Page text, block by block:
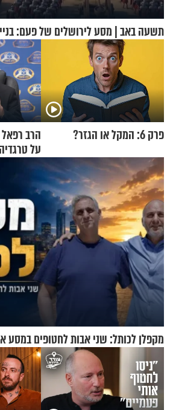
תשעה באב | מסע לירושלים של פעם:
פרק 6: המקל או הגזר?
הרב רפאל
על
מקפלן לכותל: שני אבות לחטופים במסע